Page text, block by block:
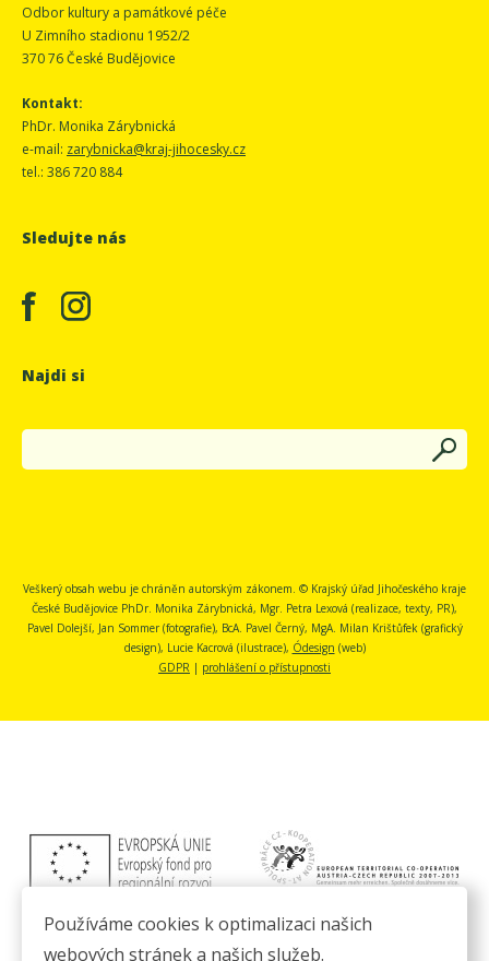
Odbor kultury a památkové péče
U Zimního stadionu 1952/2
370 76 České Budějovice
Kontakt:
PhDr. Monika Zárybnická
e-mail: zarybnicka@kraj-jihocesky.cz
tel.: 386 720 884
Sledujte nás
Najdi si
Veškerý obsah webu je chráněn autorským zákonem. © Krajský úřad Jihočeského kraje
České Budějovice PhDr. Monika Zárybnická, Mgr. Petra Lexová (realizace, texty, PR),
Pavel Dolejší, Jan Sommer (fotografie), BcA. Pavel Černý, MgA. Milan Krištůfek (grafický
design), Lucie Kacrová (ilustrace), Ódesign (web)
GDPR | prohlášení o přístupnosti
Používáme cookies k optimalizaci našich
webových stránek a našich služeb.